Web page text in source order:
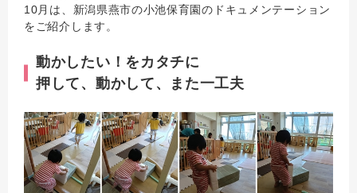
10月は、新潟県燕市の小池保育園のドキュメンテーション
をご紹介します。
動かしたい！をカタチに
押して、動かして、また一工夫